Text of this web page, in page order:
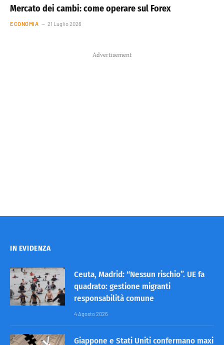
Mercato dei cambi: come operare sul Forex
ECONOMIA 21 Luglio 2026
Advertisement
IN EVIDENZA
Ceuta, Madrid: “Nessun rischio”. UE fa
quadrato: gestione migranti
responsabilità comune
4 Agosto 2026
Giappone e Stati Uniti confermano maxi